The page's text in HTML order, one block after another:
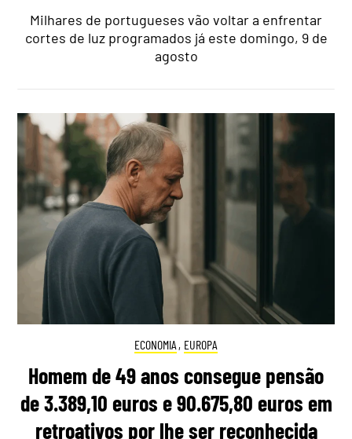
Milhares de portugueses vão voltar a enfrentar
cortes de luz programados já este domingo, 9 de
agosto
ECONOMIA , EUROPA
Homem de 49 anos consegue pensão
de 3.389,10 euros e 90.675,80 euros em
retroativos por lhe ser reconhecida